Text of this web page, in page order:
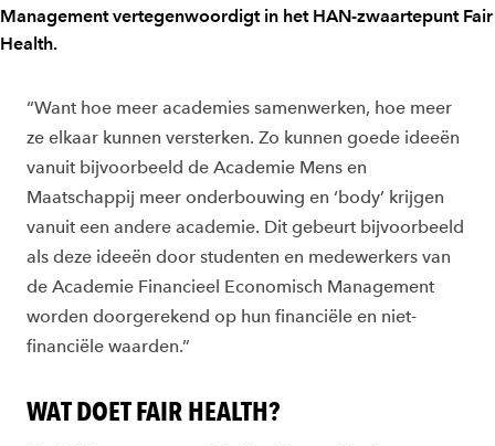
Management vertegenwoordigt in het HAN-zwaartepunt Fair
Health.
“Want hoe meer academies samenwerken, hoe meer
ze elkaar kunnen versterken. Zo kunnen goede ideeën
vanuit bijvoorbeeld de Academie Mens en
Maatschappij meer onderbouwing en ‘body’ krijgen
vanuit een andere academie. Dit gebeurt bijvoorbeeld
als deze ideeën door studenten en medewerkers van
de Academie Financieel Economisch Management
worden doorgerekend op hun financiële en niet-
financiële waarden.”
WAT DOET FAIR HEALTH?